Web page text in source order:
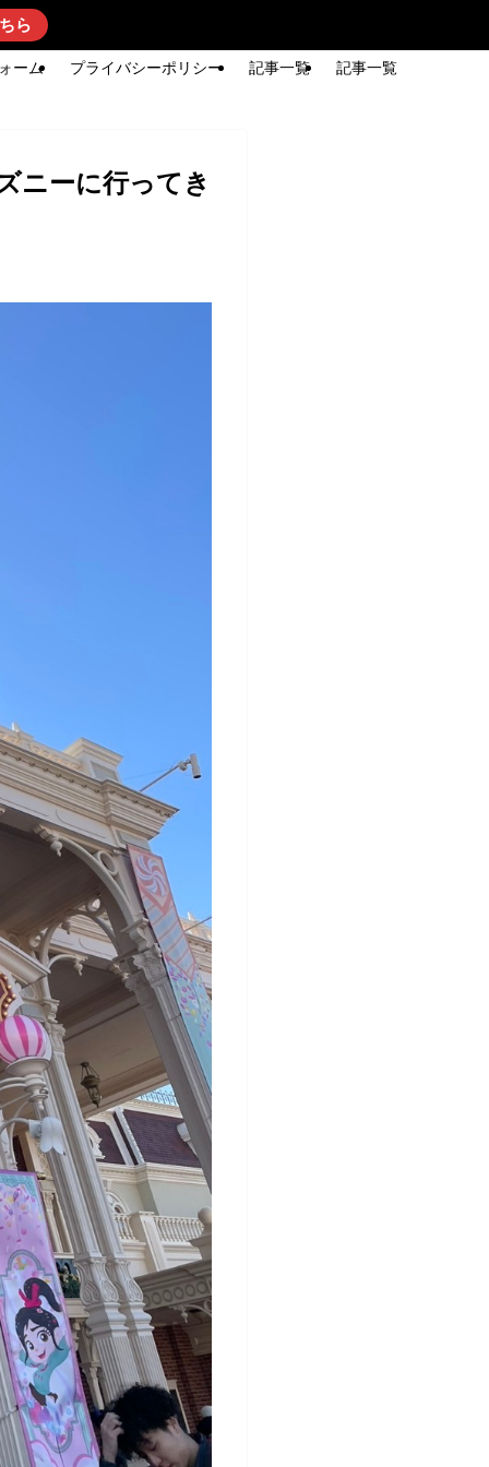
ら
ーム プライバシーポリシー 記事一覧 記事一覧
ニーに行ってき